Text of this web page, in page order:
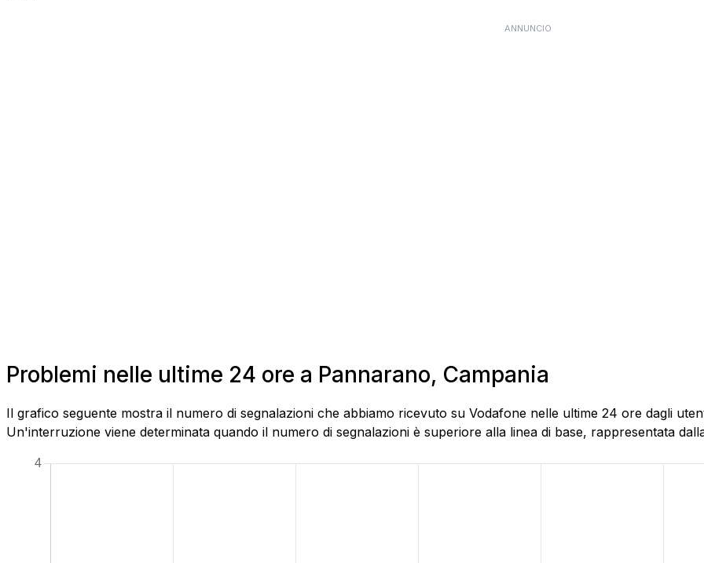
ANNUNCIO
Problemi nelle ultime 24 ore a Pannarano, Campania
Il grafico seguente mostra il numero di segnalazioni che abbiamo ricevuto su Vodafone nelle ultime 24 ore dagli
Un'interruzione viene determinata quando il numero di segnalazioni è superiore alla linea di base, rappresentata